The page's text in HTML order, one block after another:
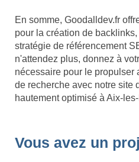
En somme, Goodalldev.fr
pour la création de
stratégie de référencement
n'attendez plus, donnez à
nécessaire pour le propulser
de recherche avec notre site
hautement optimisé à Aix-
Vous avez un